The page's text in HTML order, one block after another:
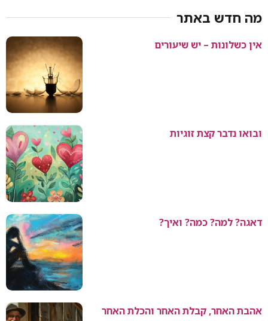
מה חדש באתר
אין כשלונות – יש שיעורים
ובואו נדבר קצת זוגיות
דאגה? למה? כמה? ואיך?
אהבת האחר, קבלת האחר והכלת האחר